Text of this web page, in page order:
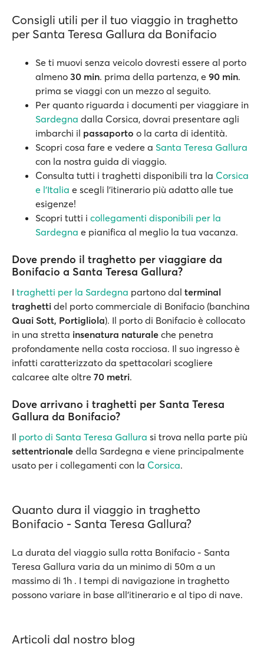
Consigli utili per il tuo viaggio in traghetto
per Santa Teresa Gallura da Bonifacio
Se ti muovi senza veicolo dovresti essere al porto
almeno 30 min. prima della partenza, e 90 min.
prima se viaggi con un mezzo al seguito.
Per quanto riguarda i documenti per viaggiare in
Sardegna dalla Corsica, dovrai presentare agli
imbarchi il passaporto o la carta di identità.
Scopri cosa fare e vedere a Santa Teresa Gallura
con la nostra guida di viaggio.
Consulta tutti i traghetti disponibili tra la Corsica
e l’Italia e scegli l'itinerario più adatto alle tue
esigenze!
Scopri tutti i collegamenti disponibili per la
Sardegna e pianifica al meglio la tua vacanza.
Dove prendo il traghetto per viaggiare da
Bonifacio a Santa Teresa Gallura?
I traghetti per la Sardegna partono dal terminal
traghetti del porto commerciale di Bonifacio (banchina
Quai Sott, Portigliola). Il porto di Bonifacio è collocato
in una stretta insenatura naturale che penetra
profondamente nella costa rocciosa. Il suo ingresso è
infatti caratterizzato da spettacolari scogliere
calcaree alte oltre 70 metri.
Dove arrivano i traghetti per Santa Teresa
Gallura da Bonifacio?
Il porto di Santa Teresa Gallura si trova nella parte più
settentrionale della Sardegna e viene principalmente
usato per i collegamenti con la Corsica.
Quanto dura il viaggio in traghetto
Bonifacio - Santa Teresa Gallura?
La durata del viaggio sulla rotta Bonifacio - Santa
Teresa Gallura varia da un minimo di 50m a un
massimo di 1h . I tempi di navigazione in traghetto
possono variare in base all’itinerario e al tipo di nave.
Articoli dal nostro blog